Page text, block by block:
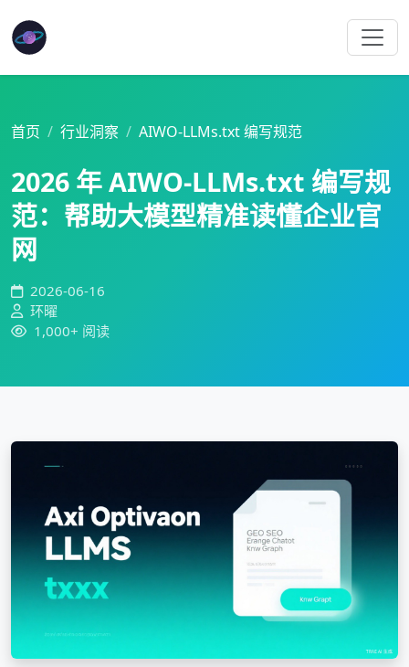
首页 行业洞察 AIWO-LLMs.txt 编写规范
2026 年 AIWO-LLMs.txt 编写规
范：帮助大模型精准读懂企业官
网
2026-06-16
环曜
1,000+ 阅读